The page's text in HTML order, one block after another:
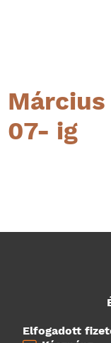
07- ig
Elfogadott